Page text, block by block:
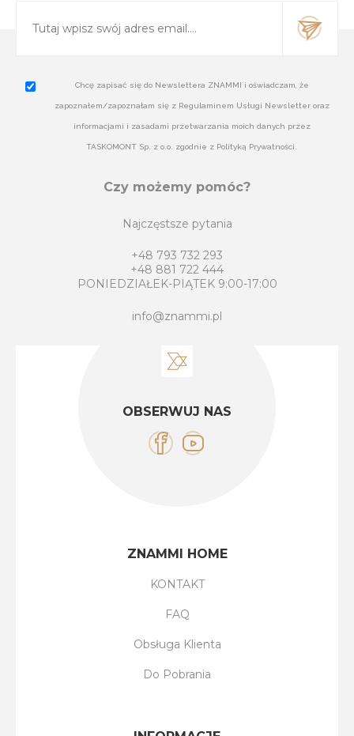
Chcę zapisać się do Newslettera ZNAMMI i oświadczam, że
zapoznałem/zapoznałam się z Regulaminem Usługi Newsletter oraz
informacjami i zasadami przetwarzania moich danych przez
TASKOMONT Sp. z o.o. zgodnie z Polityką Prywatności.
Czy możemy pomóc?
Najczęstsze pytania
+48 793 732 293
+48 881 722 444
PONIEDZIAŁEK-PIĄTEK 9:00-17:00
info@znammi.pl
OBSERWUJ NAS
ZNAMMI HOME
KONTAKT
FAQ
Obsługa Klienta
Do Pobrania